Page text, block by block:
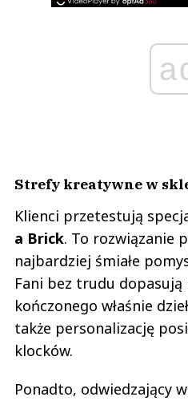
Strefy kreatywne w
Klienci przetestują
a Brick. To rozwiązanie
najbardziej śmiałe
Fani bez trudu
kończonego właśnie
także personalizację
klocków.
Ponadto, odwiedzający